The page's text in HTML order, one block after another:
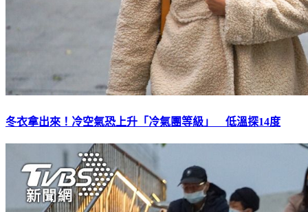
冬衣拿出來！冷空氣恐上升「冷氣團等級」 低溫探14度